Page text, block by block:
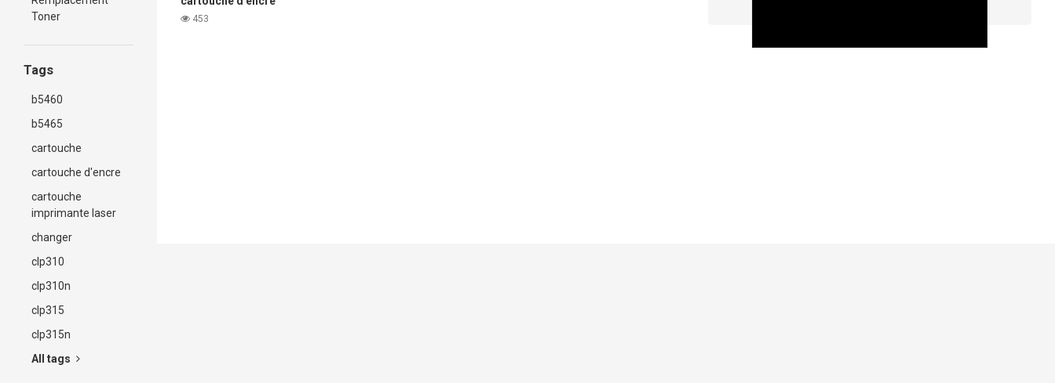
Toner
Tags
b5460
b5465
cartouche
cartouche d'encre
cartouche
imprimante laser
changer
clp310
clp310n
clp315
clp315n
All tags
d’imprimante laser Samsung
453